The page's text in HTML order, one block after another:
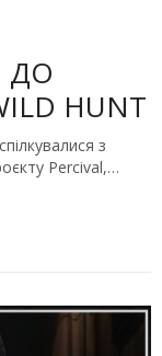
ДО
HUNT
з
Percival,…